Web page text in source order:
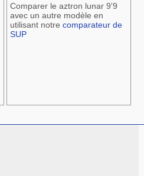
Comparer le aztron lunar 9'9
avec un autre modèle en
utilisant notre comparateur de
SUP